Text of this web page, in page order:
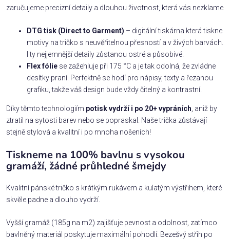
zaručujeme precizní detaily a dlouhou životnost, která vás nezklame
DTG tisk (Direct to Garment) – digitální tiskárna která tiskne
motivy na tričko s neuvěřitelnou přesností a v živých barvách.
I ty nejjemnější detaily zůstanou ostré a působivé.
Flex fólie se zažehluje při 175 °C a je tak odolná, že zvládne
desítky praní. Perfektně se hodí pro nápisy, texty a řezanou
grafiku, takže váš design bude vždy čitelný a kontrastní.
Díky těmto technologiím potisk vydrží i po 20+ vypráních , aniž by
ztratil na sytosti barev nebo se popraskal. Naše trička zůstávají
stejně stylová a kvalitní i po mnoha nošeních!
Tiskneme na 100% bavlnu s vysokou
gramáží, žádné průhledné šmejdy
Kvalitní pánské tričko s krátkým rukávem a kulatým výstřihem, které
skvěle padne a dlouho vydrží.
Vyšší gramáž (185g na m2) zajišťuje pevnost a odolnost, zatímco
bavlněný materiál poskytuje maximální pohodlí. Bezešvý střih po